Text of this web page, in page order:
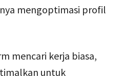
mengoptimasi profil
mencari kerja biasa,
untuk